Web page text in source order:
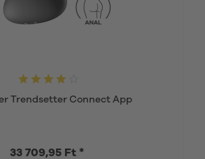
Trendsetter Connect App
33 709,95 Ft *